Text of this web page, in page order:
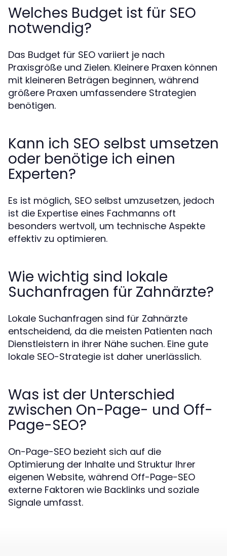
Welches Budget ist für SEO
notwendig?
Das Budget für SEO variiert je nach
Praxisgröße und Zielen. Kleinere Praxen können
mit kleineren Beträgen beginnen, während
größere Praxen umfassendere Strategien
benötigen.
Kann ich SEO selbst umsetzen
oder benötige ich einen
Experten?
Es ist möglich, SEO selbst umzusetzen, jedoch
ist die Expertise eines Fachmanns oft
besonders wertvoll, um technische Aspekte
effektiv zu optimieren.
Wie wichtig sind lokale
Suchanfragen für Zahnärzte?
Lokale Suchanfragen sind für Zahnärzte
entscheidend, da die meisten Patienten nach
Dienstleistern in ihrer Nähe suchen. Eine gute
lokale SEO-Strategie ist daher unerlässlich.
Was ist der Unterschied
zwischen On-Page- und Off-
Page-SEO?
On-Page-SEO bezieht sich auf die
Optimierung der Inhalte und Struktur Ihrer
eigenen Website, während Off-Page-SEO
externe Faktoren wie Backlinks und soziale
Signale umfasst.